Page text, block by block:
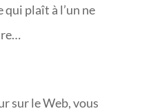
plaît à l’un ne
sur le Web, vous